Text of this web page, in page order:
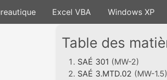
Excel VBA Windows XP
Table des
SAÉ 301 (MW-2)
SAÉ 3.MTD.02 (MW-1.5)